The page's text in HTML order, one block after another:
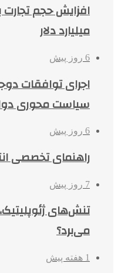
میلیارد دلار
6 روز پیش
اجرای توافقات
سیاست محوری
6 روز پیش
راهنمای تخصصی
7 روز پیش
تنش‌های
می‌برد؟
1 هفته پیش